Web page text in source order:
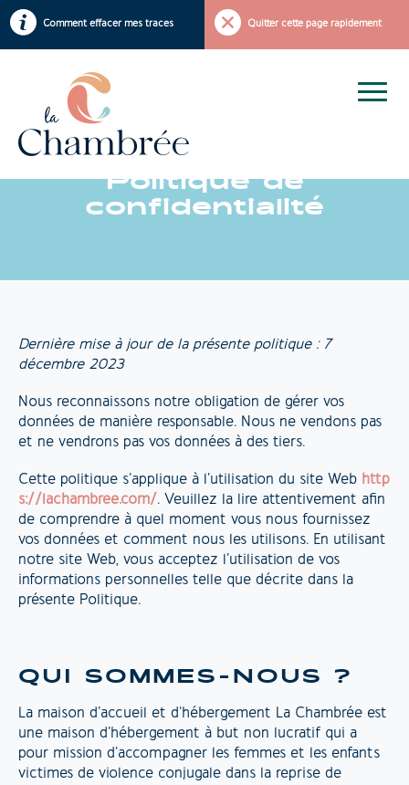
Comment effacer mes traces Quitter cette page rapidement
Politique de
confidentialité
Dernière mise à jour de la présente politique : 7
décembre 2023
Nous reconnaissons notre obligation de gérer vos
données de manière responsable. Nous ne vendons pas
et ne vendrons pas vos données à des tiers.
Cette politique s’applique à l’utilisation du site Web http
s://lachambree.com/. Veuillez la lire attentivement afin
de comprendre à quel moment vous nous fournissez
vos données et comment nous les utilisons. En utilisant
notre site Web, vous acceptez l’utilisation de vos
informations personnelles telle que décrite dans la
présente Politique.
QUI SOMMES-NOUS ?
La maison d’accueil et d’hébergement La Chambrée est
une maison d’hébergement à but non lucratif qui a
pour mission d’accompagner les femmes et les enfants
victimes de violence conjugale dans la reprise de